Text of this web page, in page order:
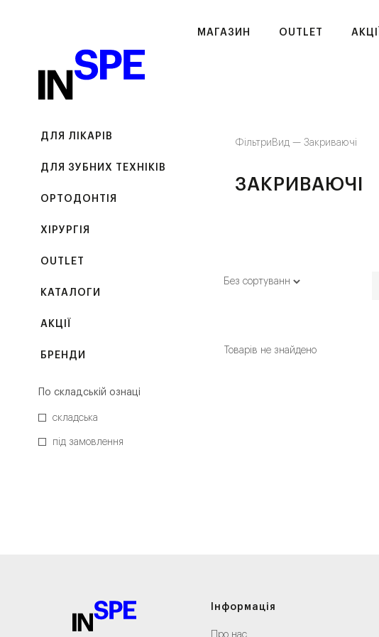
МАГАЗИН OUTLET АКЦІЇ
ДЛЯ ЛІКАРІВ
ДЛЯ ЗУБНИХ ТЕХНІКІВ
ОРТОДОНТІЯ
ХІРУРГІЯ
OUTLET
КАТАЛОГИ
АКЦІЇ
БРЕНДИ
Фільтри Вид —Закриваючі
ЗАКРИВАЮЧІ
По складській ознаці
складська
під замовлення
Товарів не знайдено
Інформація
Про нас